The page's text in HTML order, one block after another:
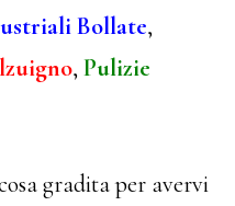
Bollate,
,Pulizie
gradita per avervi